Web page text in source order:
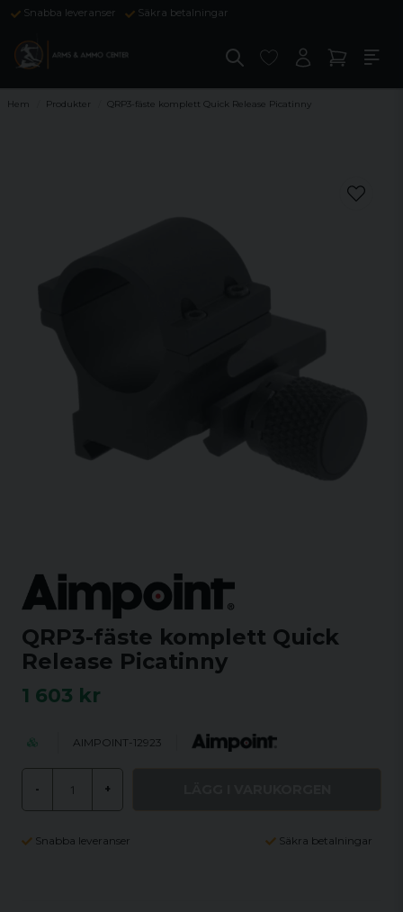
Snabba leveranser Säkra betalningar
Hem Produkter QRP3-fäste komplett Quick Release Picatinny
QRP3-fäste komplett Quick
Release Picatinny
1 603 kr
AIMPOINT-12923
- +
Snabba leveranser Säkra betalningar